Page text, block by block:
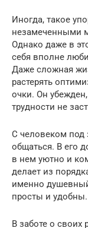
Иногда, такое
незамеченными
Однако даже в
себя вполне
Даже сложная
растерять
очки. Он
трудности не
С человеком под
общаться. В его
в нем уютно и
делает из
именно
просты и удобны.
В заботе о своих